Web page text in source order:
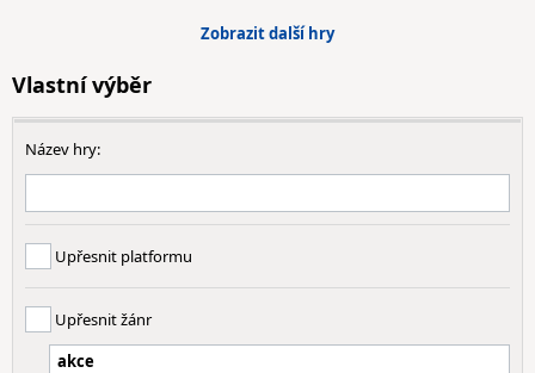
Zobrazit další hry
Vlastní výběr
Název hry:
Upřesnit platformu
Upřesnit žánr
akce